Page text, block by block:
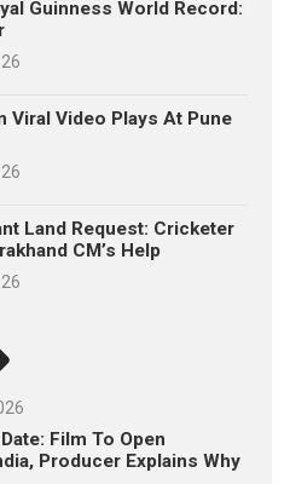
Guinness World Record:
Viral Video Plays At Pune
Land Request: Cricketer
CM’s Help
Film To Open
Producer Explains Why